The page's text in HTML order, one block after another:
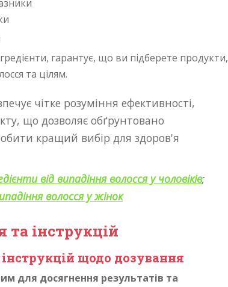
гарантує, що ви підберете продукти,
та цілям.
чітке розуміння ефективності,
що дозволяє обґрунтовано
кращий вибір для здоров'я
від випадіння волосся у чоловіків;
волосся у жінок
та інструкцій
щодо дозування
для досягнення результатів та